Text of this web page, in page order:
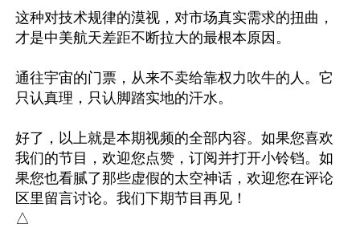
这种对技术规律的漠视，对市场真实需求的扭曲，
才是中美航天差距不断拉大的最根本原因。
通往宇宙的门票，从来不卖给靠权力吹牛的人。它
只认真理，只认脚踏实地的汗水。
好了，以上就是本期视频的全部内容。如果您喜欢
我们的节目，欢迎您点赞，订阅并打开小铃铛。如
果您也看腻了那些虚假的太空神话，欢迎您在评论
区里留言讨论。我们下期节目再见！